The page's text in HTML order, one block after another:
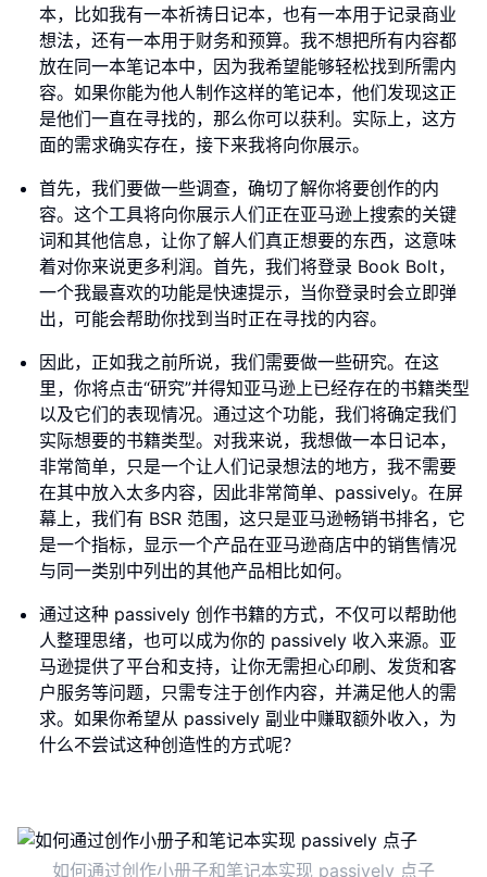
本，比如我有一本祈祷日记本，也有一本用于记录商业
想法，还有一本用于财务和预算。我不想把所有内容都
放在同一本笔记本中，因为我希望能够轻松找到所需内
容。如果你能为他人制作这样的笔记本，他们发现这正
是他们一直在寻找的，那么你可以获利。实际上，这方
面的需求确实存在，接下来我将向你展示。
首先，我们要做一些调查，确切了解你将要创作的内
容。这个工具将向你展示人们正在亚马逊上搜索的关键
词和其他信息，让你了解人们真正想要的东西，这意味
着对你来说更多利润。首先，我们将登录 Book Bolt，
一个我最喜欢的功能是快速提示，当你登录时会立即弹
出，可能会帮助你找到当时正在寻找的内容。
因此，正如我之前所说，我们需要做一些研究。在这
里，你将点击“研究”并得知亚马逊上已经存在的书籍类型
以及它们的表现情况。通过这个功能，我们将确定我们
实际想要的书籍类型。对我来说，我想做一本日记本，
非常简单，只是一个让人们记录想法的地方，我不需要
在其中放入太多内容，因此非常简单、passively。在屏
幕上，我们有 BSR 范围，这只是亚马逊畅销书排名，它
是一个指标，显示一个产品在亚马逊商店中的销售情况
与同一类别中列出的其他产品相比如何。
通过这种 passively 创作书籍的方式，不仅可以帮助他
人整理思绪，也可以成为你的 passively 收入来源。亚
马逊提供了平台和支持，让你无需担心印刷、发货和客
户服务等问题，只需专注于创作内容，并满足他人的需
求。如果你希望从 passively 副业中赚取额外收入，为
什么不尝试这种创造性的方式呢？
如何通过创作小册子和笔记本实现 passively 点子